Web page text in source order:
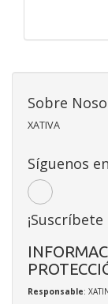
Sobre
XATIVA
Síguenos
Responsable: